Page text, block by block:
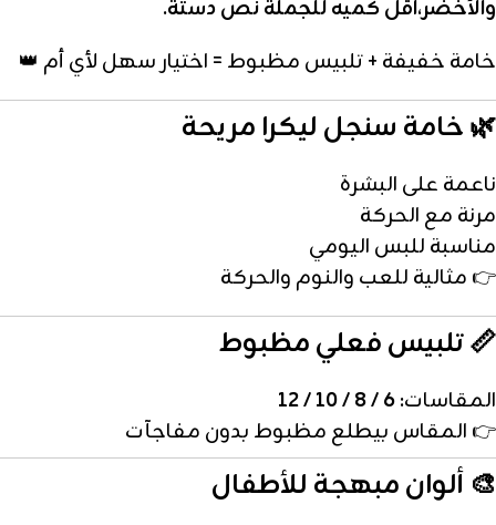
والأخضر،اقل كميه للجملة نص دستة.
خامة خفيفة + تلبيس مظبوط = اختيار سهل لأي أم 👑
🌿 خامة سنجل ليكرا مريحة
ناعمة على البشرة
مرنة مع الحركة
مناسبة للبس اليومي
👉 مثالية للعب والنوم والحركة
📏 تلبيس فعلي مظبوط
المقاسات:6 / 8 / 10 / 12
👉 المقاس بيطلع مظبوط بدون مفاجآت
🎨 ألوان مبهجة للأطفال